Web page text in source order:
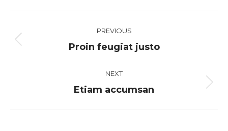
entre
proyectos
PREVIOUS
Proyecto
Proin feugiat justo
NEXT
Proyecto
Etiam accumsan